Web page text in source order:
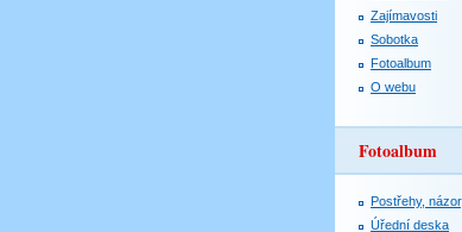
Zajímavosti
Sobotka
Fotoalbum
O webu
Fotoalbum
Postřehy,
Úřední deska